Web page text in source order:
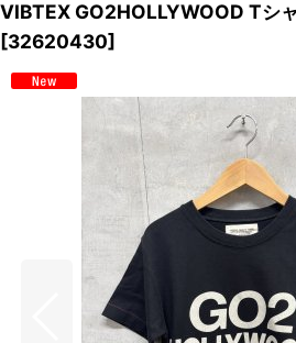
VIBTEX GO2HOLLYWOOD T
[32620430]